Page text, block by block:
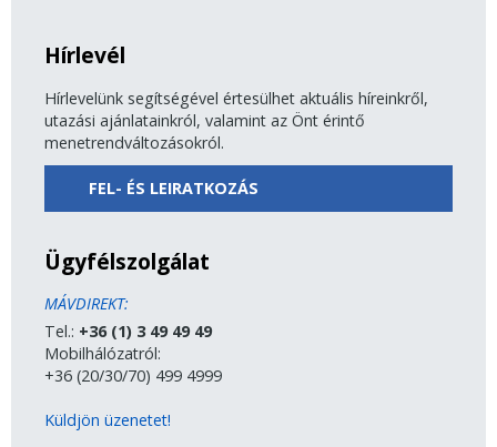
Hírlevél
Hírlevelünk segítségével értesülhet aktuális híreinkről,
utazási ajánlatainkról, valamint az Önt érintő
menetrendváltozásokról.
FEL- ÉS LEIRATKOZÁS
Ügyfélszolgálat
MÁVDIREKT:
Tel.: +36 (1) 3 49 49 49
Mobilhálózatról:
+36 (20/30/70) 499 4999
Küldjön üzenetet!